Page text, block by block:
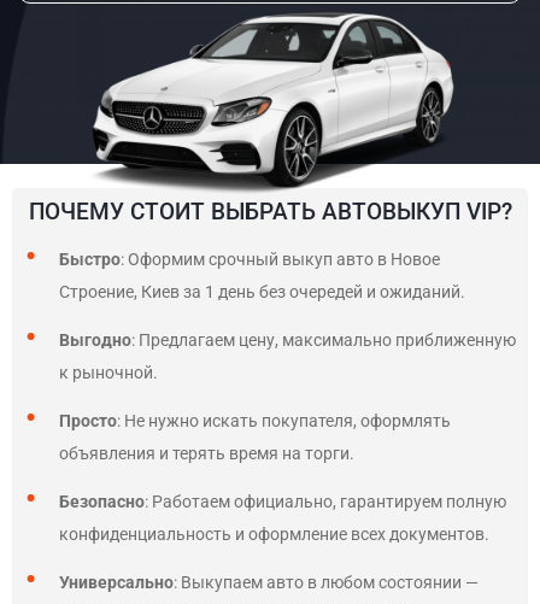
ПОЧЕМУ СТОИТ ВЫБРАТЬ АВТОВЫКУП VIP?
Быстро: Оформим срочный выкуп авто в Новое
Строение, Киев за 1 день без очередей и ожиданий.
Выгодно: Предлагаем цену, максимально приближенную
к рыночной.
Просто: Не нужно искать покупателя, оформлять
объявления и терять время на торги.
Безопасно: Работаем официально, гарантируем полную
конфиденциальность и оформление всех документов.
Универсально: Выкупаем авто в любом состоянии —